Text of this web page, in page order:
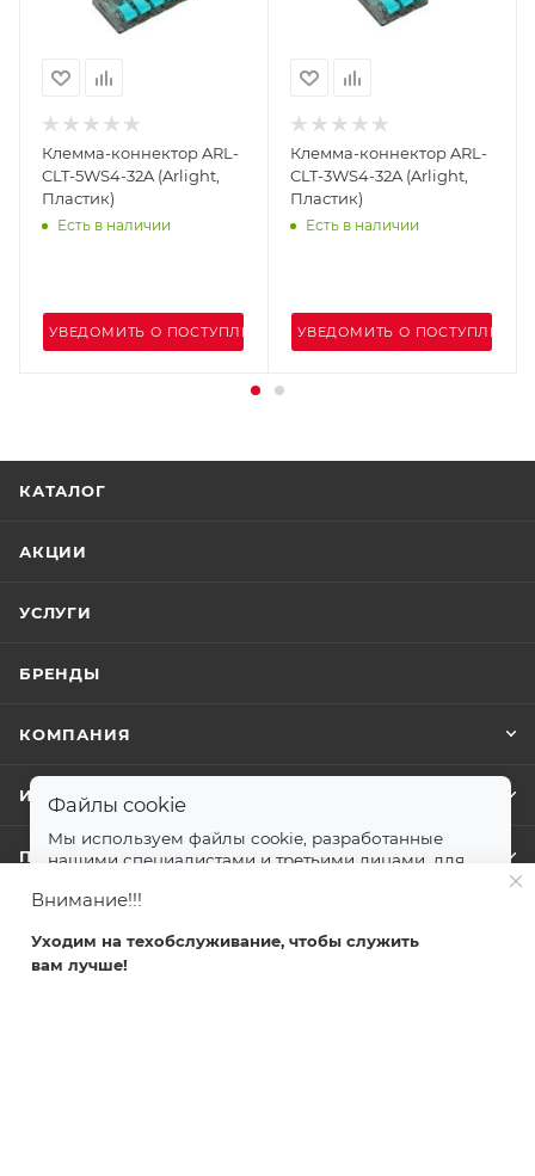
Клемма-коннектор ARL-
CLT-5WS4-32A (Arlight,
Пластик)
Есть в наличии
УВЕДОМИТЬ О ПОСТУПЛЕНИИ
Клемма-коннектор ARL-
CLT-3WS4-32A (Arlight,
Пластик)
Есть в наличии
УВЕДОМИТЬ О ПОСТУПЛЕНИИ
КАТАЛОГ
АКЦИИ
УСЛУГИ
БРЕНДЫ
КОМПАНИЯ
ИНФОРМАЦИЯ
ПОМОЩЬ
+7 499 372-04-62
Внимание!!!
Уходим на техобслуживание, чтобы служить
вам лучше!
Файлы cookie
Мы используем файлы cookie, разработанные
нашими специалистами и третьими лицами, для